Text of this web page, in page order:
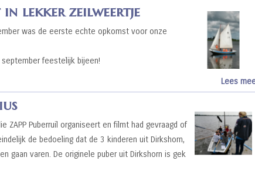
in lekker zeilweertje
was de eerste echte opkomst voor onze
feestelijk bijeen!
Lees
ZAPP Puberruil organiseert en filmt had gevraagd of
de bedoeling dat de 3 kinderen uit Dirkshorn,
gaan varen. De originele puber uit Dirkshorn is gek